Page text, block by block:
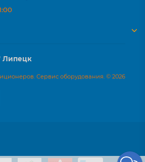
Липецк
Сервис оборудования. © 2026